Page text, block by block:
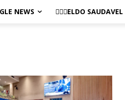
NEWS 🏃🏻‍♂️ELDO SAUDAVEL